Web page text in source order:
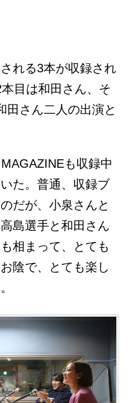
れる3本が収録され
目は和田さん、そ
田さん二人の出演と
も収録中
た。普通、収録ブ
だが、小泉さんと
島選手と和田さん
相まって、とても
陰で、とても楽し